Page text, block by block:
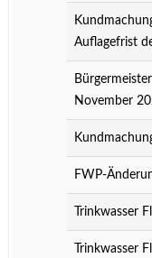
Auflagefrist
November
FWP-
Trinkwasser
Trinkwasser